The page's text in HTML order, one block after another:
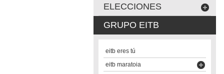
ELECCIONES
GRUPO EITB
eitb eres tú
eitb maratoia